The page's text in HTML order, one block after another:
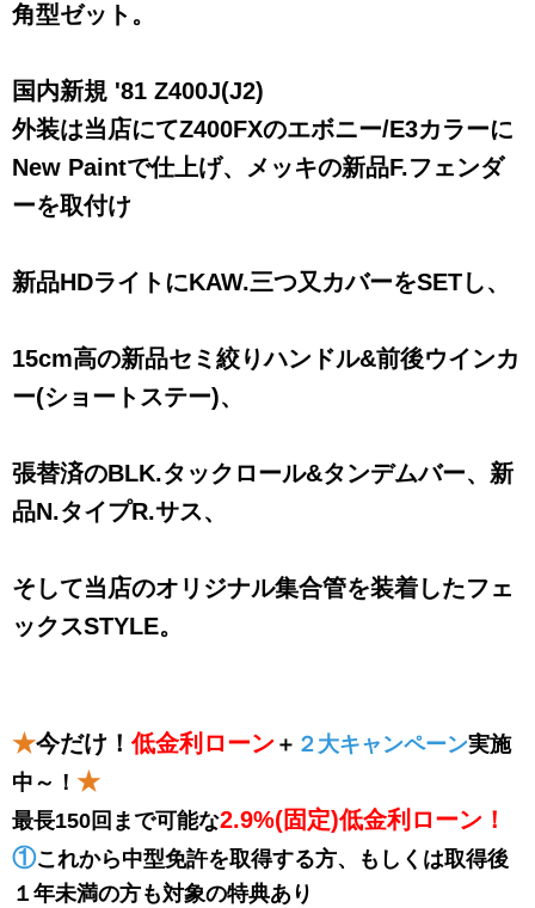
角型ゼット。
国内新規 '81 Z400J(J2)
外装は当店にてZ400FXのエボニー/E3カラーに
New Paintで仕上げ、メッキの新品F.フェンダ
ーを取付け
新品HDライトにKAW.三つ又カバーをSETし、
15cm高の新品セミ絞りハンドル&前後ウインカ
ー(ショートステー)、
張替済のBLK.タックロール&タンデムバー、新
品N.タイプR.サス、
そして当店のオリジナル集合管を装着したフェ
ックスSTYLE。
★今だけ！低金利ローン ＋ ２大キャンペーン実施
中～！ ★
最長150回 まで可能な2.9%(固定)低金利ローン！
①これから中型免許を取得する方、もしくは取得後
１年未満の方も対象の特典あり